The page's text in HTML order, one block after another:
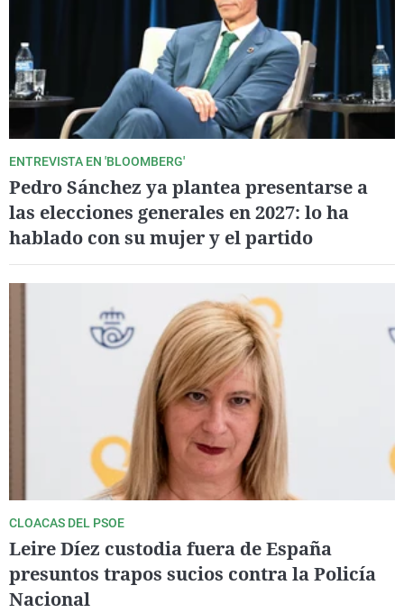
ENTREVISTA EN 'BLOOMBERG'
Pedro Sánchez ya plantea presentarse a
las elecciones generales en 2027: lo ha
hablado con su mujer y el partido
CLOACAS DEL PSOE
Leire Díez custodia fuera de España
presuntos trapos sucios contra la Policía
Nacional